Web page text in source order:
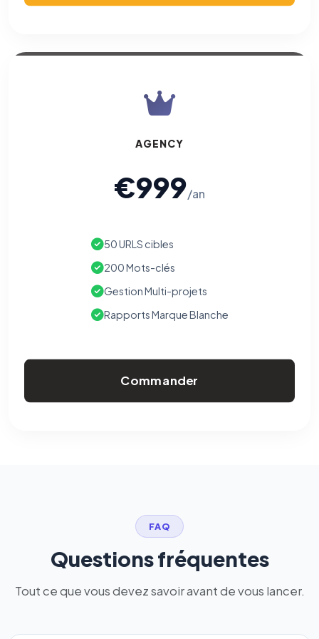
AGENCY
€999/an
50 URLS cibles
200 Mots-clés
Gestion Multi-projets
Rapports Marque Blanche
Commander
FAQ
Questions fréquentes
Tout ce que vous devez savoir avant de vous lancer.